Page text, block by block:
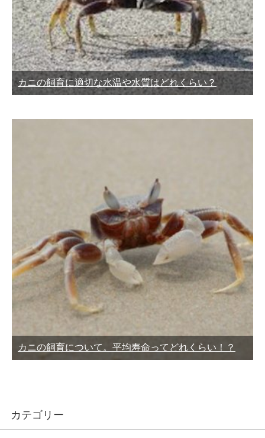
カニの飼育に適切な水温や水質はどれくらい？
カニの飼育について。平均寿命ってどれくらい！？
カテゴリー